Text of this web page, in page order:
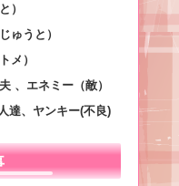
）
ゅうと）
メ）
、エネミー（敵）
達、ヤンキー(不良)